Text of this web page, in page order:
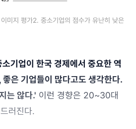
미지 평가2. 중소기업의 점수가 유난히 낮은
소기업이 한국 경제에서 중요한 역
은 기업들이 많다고도 생각한다.
는 않다.' 이런 경향은 20~30대
러진다.